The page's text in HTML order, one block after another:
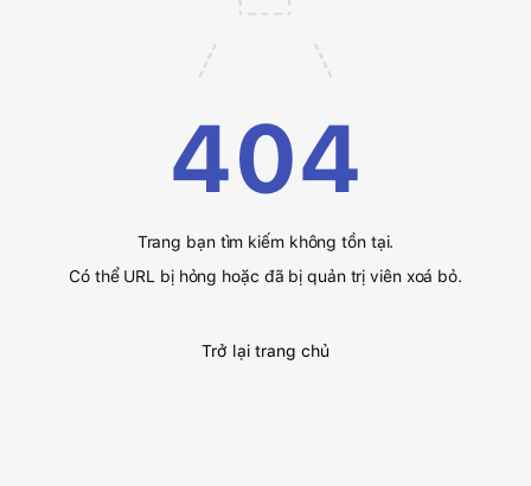
404
Trang bạn tìm kiếm không tồn tại.
Có thể URL bị hỏng hoặc đã bị quản trị viên xoá bỏ.
Trở lại trang chủ